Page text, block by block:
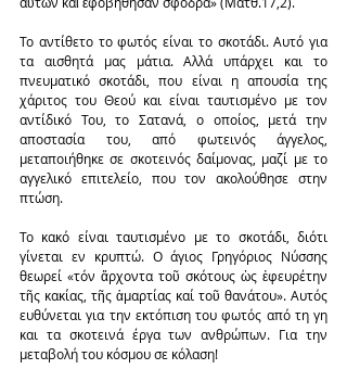
Το αντίθετο το φωτός είναι το σκοτάδι. Αυτό για
τα αισθητά μας μάτια. Αλλά υπάρχει και το
πνευματικό σκοτάδι, που είναι η απουσία της
χάριτος του Θεού και είναι ταυτισμένο με τον
αντίδικό Του, το Σατανά, ο οποίος, μετά την
αποστασία του, από φωτεινός άγγελος,
μεταποιήθηκε σε σκοτεινός δαίμονας, μαζί με το
αγγελικό επιτελείο, που τον ακολούθησε στην
πτώση.
Το κακό είναι ταυτισμένο με το σκοτάδι, διότι
γίνεται εν κρυπτώ. Ο άγιος Γρηγόριος Νύσσης
θεωρεί «τόν ἄρχοντα τοῦ σκότους ὡς ἐφευρέτην
τῆς κακίας, τῆς ἁμαρτίας καί τοῦ θανάτου». Αυτός
ευθύνεται για την εκτόπιση του φωτός από τη γη
και τα σκοτεινά έργα των ανθρώπων. Για την
μεταβολή του κόσμου σε κόλαση!